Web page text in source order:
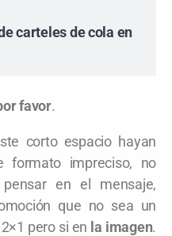
carteles de cola en
favor.
corto espacio hayan
formato impreciso, no
en el mensaje,
que no sea un
pero si en la imagen.